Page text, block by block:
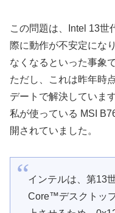
この問題は、Intel 13世
際に動作が不安定にな
なくなるといった事象で
ただし、これは昨年時
デートで解決しています
私が使っている MSI
開されていました。
インテルは、第13
Core™デスクトッ